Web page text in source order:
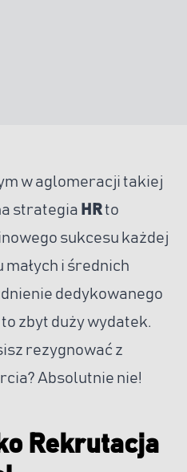
w aglomeracji takiej
strategia HRto
sukcesu każdej
i średnich
dedykowanego
to zbyt duży wydatek.
rezygnować z
Absolutnie nie!
Rekrutacja